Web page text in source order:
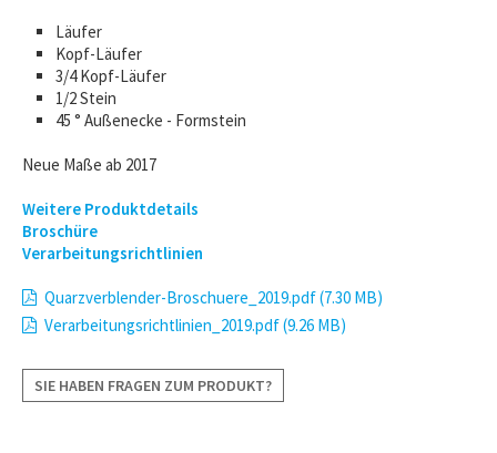
Läufer
Kopf-Läufer
3/4 Kopf-Läufer
1/2 Stein
45 ° Außenecke - Formstein
Neue Maße ab 2017
Weitere Produktdetails
Broschüre
Verarbeitungsrichtlinien
Quarzverblender-Broschuere_2019.pdf (7.30 MB)
Verarbeitungsrichtlinien_2019.pdf (9.26 MB)
SIE HABEN FRAGEN ZUM PRODUKT?